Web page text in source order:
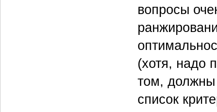
вопросы
(хотя, надо
том, должны
список